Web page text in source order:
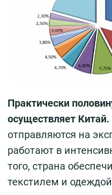
Практически
осуществляет Китай.
отправляются на
работают в
того, страна
текстилем и